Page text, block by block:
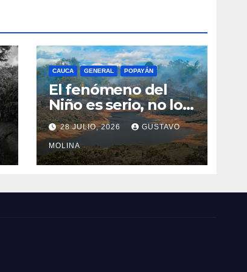
CAUCA GENERAL POPAYÁN
El fenómeno del
Niño es serio, no lo
tome a juego
28 JULIO, 2026 GUSTAVO
MOLINA